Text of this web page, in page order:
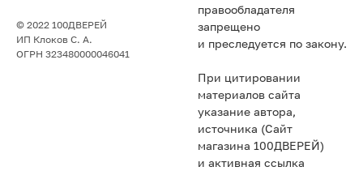
© 2022 100ДВЕРЕЙ
ИП Клоков С. А.
ОГРН 323480000046041
правообладателя
запрещено
и преследуется по закону.
При цитировании
материалов сайта
указание автора,
источника (Сайт
магазина 100ДВЕРЕЙ)
и активная ссылка